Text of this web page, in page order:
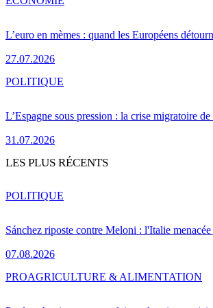
L’euro en mèmes : quand les Européens
27.07.2026
L’Espagne sous pression : la crise migratoire
31.07.2026
POLITIQUE
LES PLUS RÉCENTS
Sánchez riposte contre Meloni : l'Italie
07.08.2026
POLITIQUE
PROAGRICULTURE & ALIMENTATION